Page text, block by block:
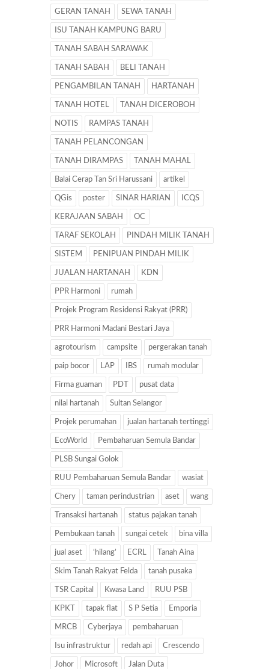
GERAN TANAH SEWA TANAH
ISU TANAH KAMPUNG BARU
TANAH SABAH SARAWAK
TANAH SABAH BELI TANAH
PENGAMBILAN TANAH HARTANAH
TANAH HOTEL TANAH DICEROBOH
NOTIS RAMPAS TANAH
TANAH PELANCONGAN
TANAH DIRAMPAS TANAH MAHAL
Balai Cerap Tan Sri Harussani artikel
QGis poster SINAR HARIAN ICQS
KERAJAAN SABAH OC
TARAF SEKOLAH PINDAH MILIK TANAH
SISTEM PENIPUAN PINDAH MILIK
JUALAN HARTANAH KDN
PPR Harmoni rumah
Projek Program Residensi Rakyat (PRR)
PRR Harmoni Madani Bestari Jaya
agrotourism campsite pergerakan tanah
paip bocor LAP IBS rumah modular
Firma guaman PDT pusat data
nilai hartanah Sultan Selangor
Projek perumahan jualan hartanah tertinggi
EcoWorld Pembaharuan Semula Bandar
PLSB Sungai Golok
RUU Pembaharuan Semula Bandar wasiat
Chery taman perindustrian aset wang
Transaksi hartanah status pajakan tanah
Pembukaan tanah sungai cetek bina villa
jual aset ‘hilang’ ECRL Tanah Aina
Skim Tanah Rakyat Felda tanah pusaka
TSR Capital Kwasa Land RUU PSB
KPKT tapak flat S P Setia Emporia
MRCB Cyberjaya pembaharuan
Isu infrastruktur redah api Crescendo
Johor Microsoft Jalan Duta